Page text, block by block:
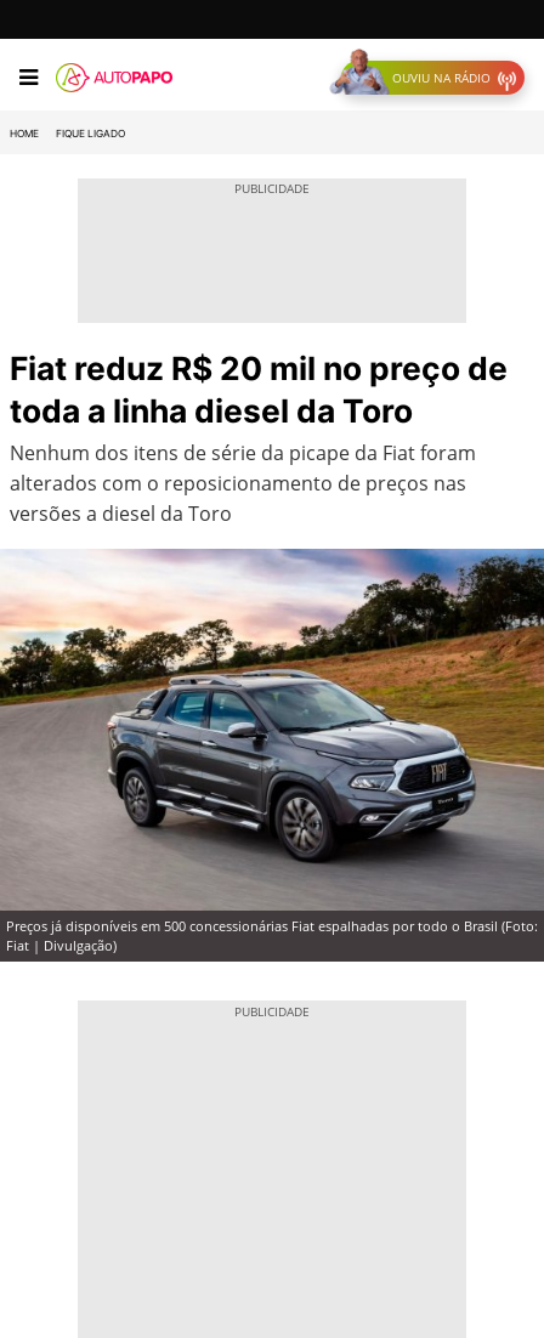
OUVIU NA RÁDIO
HOME FIQUE LIGADO
Fiat reduz R$ 20 mil no preço de
toda a linha diesel da Toro
Nenhum dos itens de série da picape da Fiat foram
alterados com o reposicionamento de preços nas
versões a diesel da Toro
Preços já disponíveis em 500 concessionárias Fiat espalhadas por todo o Brasil (Foto:
Fiat | Divulgação)